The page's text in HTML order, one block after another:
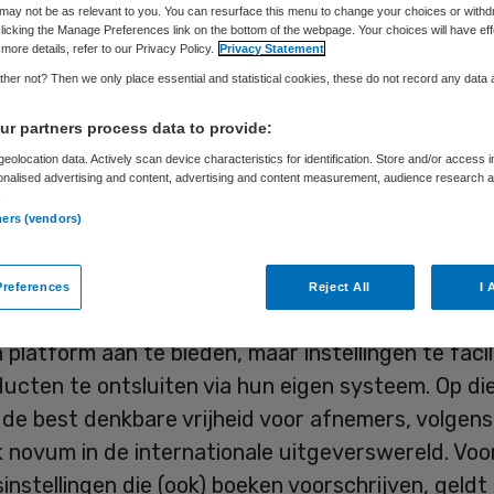
Bohn Stafleu van Loghum (BSL) heeft BSL
Deze online dienst maakt content van zorg- en
gemakkelijk toegankelijk en
intranet, elektronische leeromgeving of
platform aan te bieden, maar instellingen te
te ontsluiten via hun eigen systeem. Op
best denkbare vrijheid voor afnemers, volgens
novum in de internationale uitgeverswereld.
die (ook) boeken voorschrijven,
not be as relevant to you. You can resurface this menu to change your choices or
the Manage Preferences link on the bottom of the webpage. Your choices will have
details, refer to our Privacy Policy. Privacy Statement
not? Then we only place essential and statistical cookies, these do not record any data
partners process data to provide:
data. Actively scan device characteristics for identification. Store and/or access
advertising and content, advertising and content measurement, audience research
(vendors)
Reject All I